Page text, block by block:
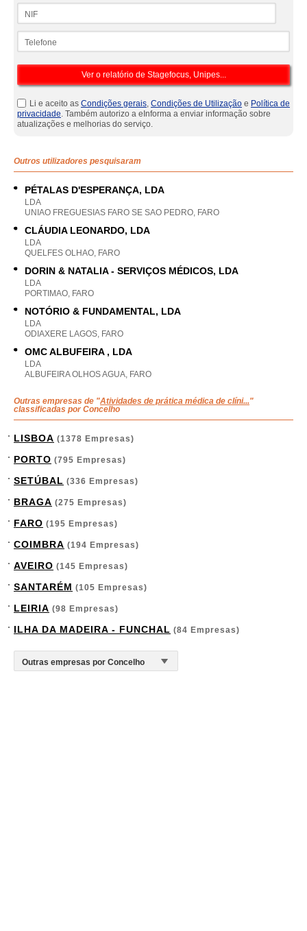
Li e aceito as Condições gerais, Condições de Utilização e Política de
privacidade. Também autorizo a eInforma a enviar informação sobre
atualizações e melhorias do serviço.
Outros utilizadores pesquisaram
PÉTALAS D'ESPERANÇA, LDA
LDA
UNIAO FREGUESIAS FARO SE SAO PEDRO, FARO
CLÁUDIA LEONARDO, LDA
LDA
QUELFES OLHAO, FARO
DORIN & NATALIA - SERVIÇOS MÉDICOS, LDA
LDA
PORTIMAO, FARO
NOTÓRIO & FUNDAMENTAL, LDA
LDA
ODIAXERE LAGOS, FARO
OMC ALBUFEIRA , LDA
LDA
ALBUFEIRA OLHOS AGUA, FARO
Outras empresas de "Atividades de prática médica de clíni..."
classificadas por Concelho
LISBOA (1378 Empresas)
PORTO (795 Empresas)
SETÚBAL (336 Empresas)
BRAGA (275 Empresas)
FARO (195 Empresas)
COIMBRA (194 Empresas)
AVEIRO (145 Empresas)
SANTARÉM (105 Empresas)
LEIRIA (98 Empresas)
ILHA DA MADEIRA - FUNCHAL (84 Empresas)